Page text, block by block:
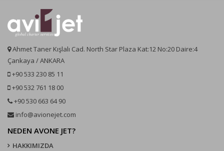
Ahmet Taner Kışlalı Cad. North Star Plaza Kat:12 No:20 Daire:4
Çankaya / ANKARA
+90 533 230 85 11
+90 532 761 18 00
+90 530 663 64 90
info@avionejet.com
NEDEN AVONE JET?
HAKKIMIZDA